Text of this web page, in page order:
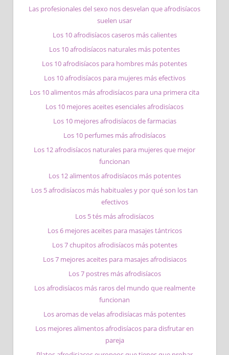
Las profesionales del sexo nos desvelan que afrodisíacos
suelen usar
Los 10 afrodisíacos caseros más calientes
Los 10 afrodisíacos naturales más potentes
Los 10 afrodisíacos para hombres más potentes
Los 10 afrodisíacos para mujeres más efectivos
Los 10 alimentos más afrodisíacos para una primera cita
Los 10 mejores aceites esenciales afrodisíacos
Los 10 mejores afrodisíacos de farmacias
Los 10 perfumes más afrodisíacos
Los 12 afrodisíacos naturales para mujeres que mejor
funcionan
Los 12 alimentos afrodisíacos más potentes
Los 5 afrodisíacos más habituales y por qué son los tan
efectivos
Los 5 tés más afrodisíacos
Los 6 mejores aceites para masajes tántricos
Los 7 chupitos afrodisíacos más potentes
Los 7 mejores aceites para masajes afrodisiacos
Los 7 postres más afrodisíacos
Los afrodisíacos más raros del mundo que realmente
funcionan
Los aromas de velas afrodisíacas más potentes
Los mejores alimentos afrodisíacos para disfrutar en
pareja